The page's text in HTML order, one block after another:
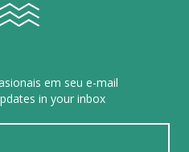
em seu e-mail
in your inbox